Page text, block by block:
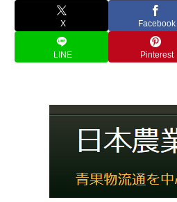
X Facebook
LINE Pinterest